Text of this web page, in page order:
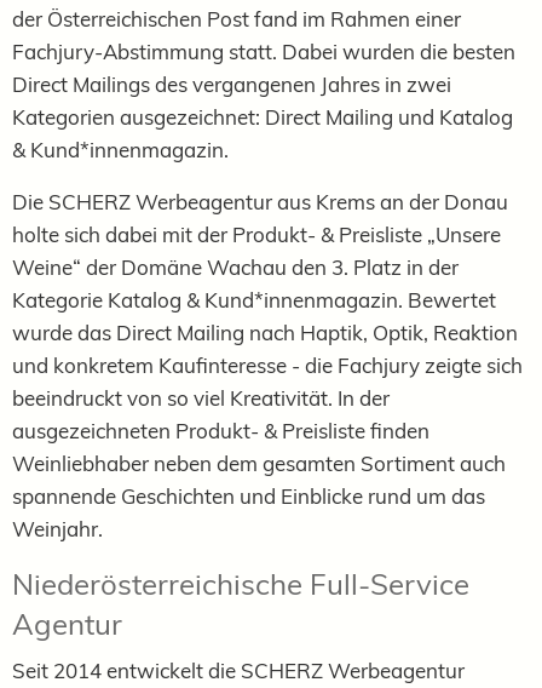
der Österreichischen Post fand im Rahmen einer
Fachjury-Abstimmung statt. Dabei wurden die besten
Direct Mailings des vergangenen Jahres in zwei
Kategorien ausgezeichnet: Direct Mailing und Katalog
& Kund*innenmagazin.
Die SCHERZ Werbeagentur aus Krems an der Donau
holte sich dabei mit der Produkt- & Preisliste „Unsere
Weine“ der Domäne Wachau den 3. Platz in der
Kategorie Katalog & Kund*innenmagazin. Bewertet
wurde das Direct Mailing nach Haptik, Optik, Reaktion
und konkretem Kaufinteresse - die Fachjury zeigte sich
beeindruckt von so viel Kreativität. In der
ausgezeichneten Produkt- & Preisliste finden
Weinliebhaber neben dem gesamten Sortiment auch
spannende Geschichten und Einblicke rund um das
Weinjahr.
Niederösterreichische Full-Service
Agentur
Seit 2014 entwickelt die SCHERZ Werbeagentur